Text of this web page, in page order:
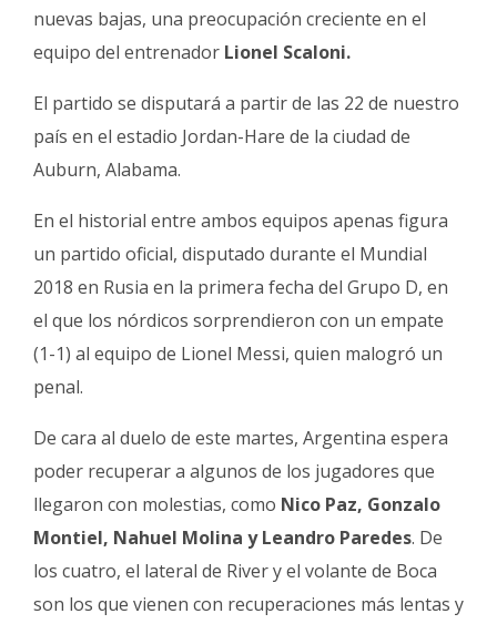
nuevas bajas, una preocupación creciente en el
equipo del entrenador Lionel Scaloni.
El partido se disputará a partir de las 22 de nuestro
país en el estadio Jordan-Hare de la ciudad de
Auburn, Alabama.
En el historial entre ambos equipos apenas figura
un partido oficial, disputado durante el Mundial
2018 en Rusia en la primera fecha del Grupo D, en
el que los nórdicos sorprendieron con un empate
(1-1) al equipo de Lionel Messi, quien malogró un
penal.
De cara al duelo de este martes, Argentina espera
poder recuperar a algunos de los jugadores que
llegaron con molestias, como Nico Paz, Gonzalo
Montiel, Nahuel Molina y Leandro Paredes. De
los cuatro, el lateral de River y el volante de Boca
son los que vienen con recuperaciones más lentas y